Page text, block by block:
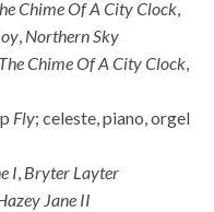
Chime Of A City Clock,
, Northern Sky
Chime Of A City Clock,
Fly; celeste, piano, orgel
I, Bryter Layter
Jane II